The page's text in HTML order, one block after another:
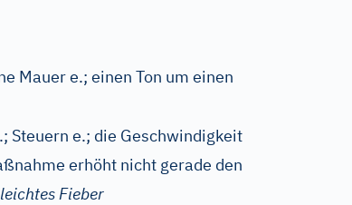
Mauer e.; einen Ton um einen
Steuern e.; die Geschwindigkeit
erhöht nicht gerade den
leichtes Fieber